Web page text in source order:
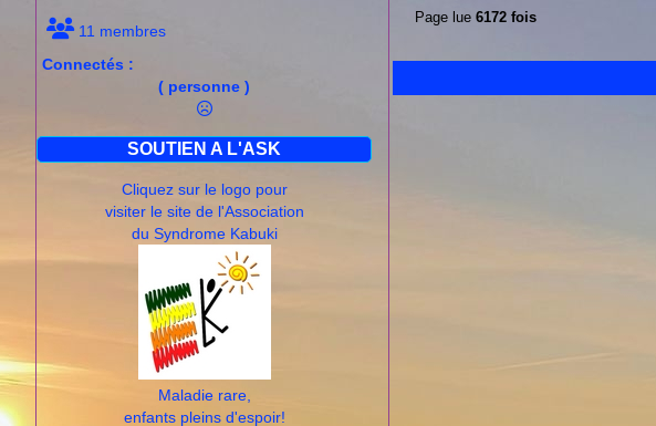
11 membres
Connectés :
( personne )
SOUTIEN A L'ASK
Cliquez sur le logo pour
visiter le site de l'Association
du Syndrome Kabuki
Maladie rare,
enfants pleins d'espoir!
Page lue 6172 fois